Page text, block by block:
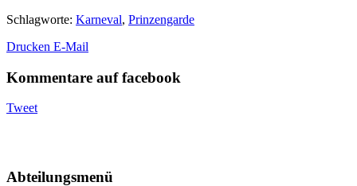
Schlagworte: Karneval, Prinzengarde
Drucken E-Mail
Kommentare auf facebook
Tweet
Abteilungsmenü